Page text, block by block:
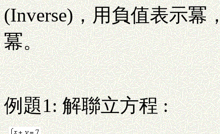
(Inverse)，用負值表示冪
冪。
例題1: 解聯立方程 :